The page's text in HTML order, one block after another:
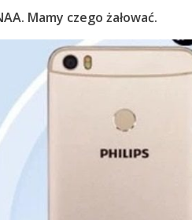
Mamy czego żałować.